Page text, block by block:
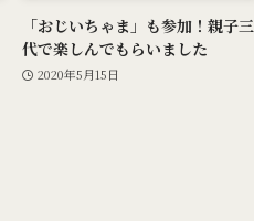
「おじいちゃま」も参加！親子三
代で楽しんでもらいました
2020年5月15日